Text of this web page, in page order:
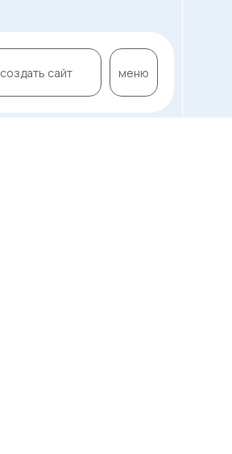
создать сайт меню